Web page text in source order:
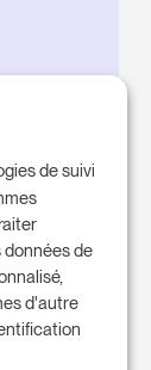
de suivi
de
d'autre